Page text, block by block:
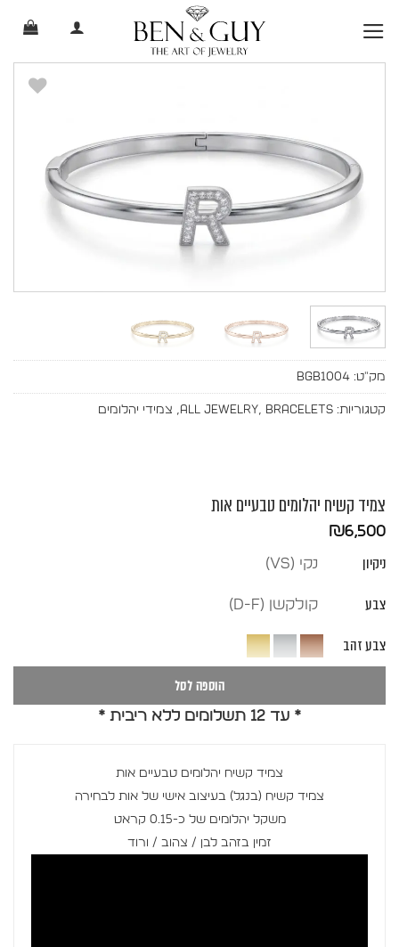
content
צמיד קשיח יהלומים טבעיים אות
₪6,500
ניקיון נקי (vs)
צבע קולקשן (D-F)
צבע זהב
הוספה לסל
* עד 12 תשלומים ללא ריבית *
צמיד קשיח יהלומים טבעיים אות
צמיד קשיח (בנגל) בעיצוב אישי של אות לבחירה
משקל יהלומים של כ-0.15 קראט
זמין בזהב לבן / צהוב / ורוד
מק"ט: BGB1004
קטגוריות: All Jewelry, Bracelets
, צמידי יהלומים